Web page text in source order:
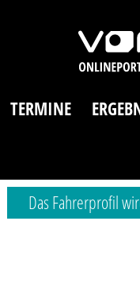
TERMINE
Das Fahrerprofil